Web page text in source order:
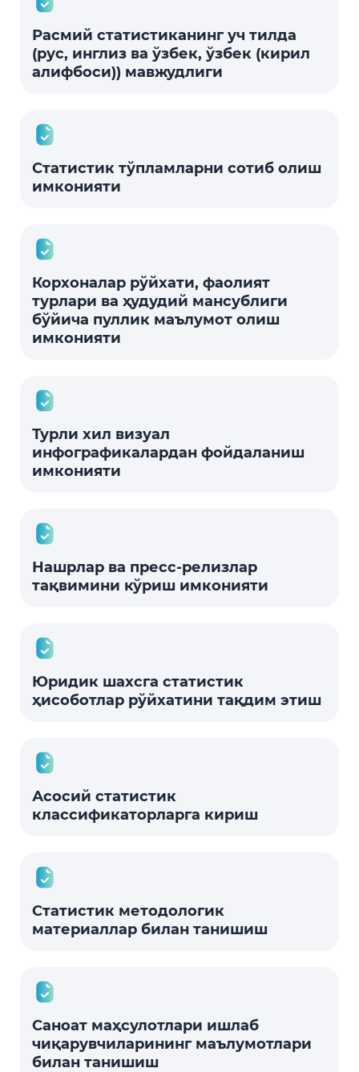
Расмий статистиканинг уч тилда
(рус, инглиз ва ўзбек, ўзбек (кирил
алифбоси)) мавжудлиги
Статистик тўпламларни сотиб олиш
имконияти
Корхоналар рўйхати, фаолият
турлари ва ҳудудий мансублиги
бўйича пуллик маълумот олиш
имконияти
Турли хил визуал
инфографикалардан фойдаланиш
имконияти
Нашрлар ва пресс-релизлар
тақвимини кўриш имконияти
Юридик шахсга статистик
ҳисоботлар рўйхатини тақдим этиш
Асосий статистик
классификаторларга кириш
Статистик методологик
материаллар билан танишиш
Саноат маҳсулотлари ишлаб
чиқарувчиларининг маълумотлари
билан танишиш